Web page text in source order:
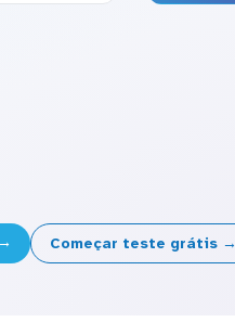
Começar teste grátis →